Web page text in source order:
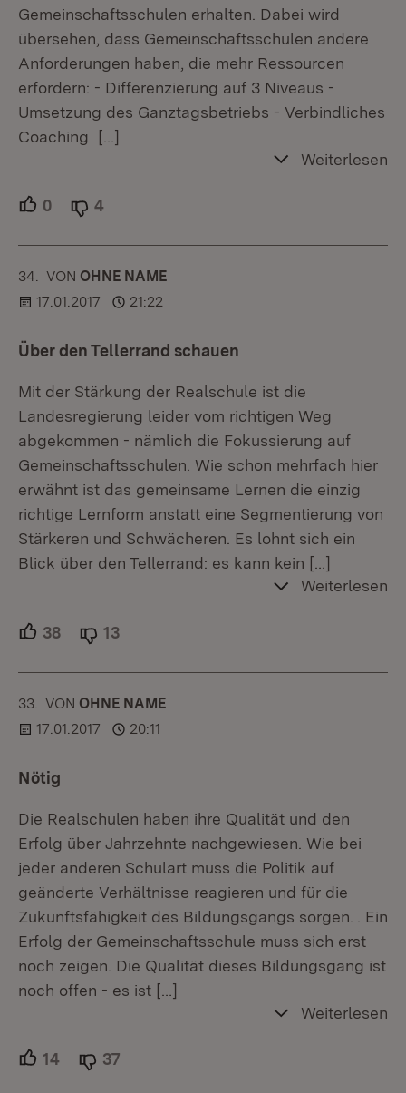
Gemeinschaftsschulen erhalten. Dabei wird
übersehen, dass Gemeinschaftsschulen andere
Anforderungen haben, die mehr Ressourcen
erfordern: - Differenzierung auf 3 Niveaus -
Umsetzung des Ganztagsbetriebs - Verbindliches
Coaching
[…]
Weiterlesen
0 Unterstützer.
4
34. KOMMENTAR
VON :OHNE NAME
17.01.2017
21:22
Über den Tellerrand schauen
Mit der Stärkung der Realschule ist die
Landesregierung leider vom richtigen Weg
abgekommen - nämlich die Fokussierung auf
Gemeinschaftsschulen. Wie schon mehrfach hier
erwähnt ist das gemeinsame Lernen die einzig
richtige Lernform anstatt eine Segmentierung von
Stärkeren und Schwächeren. Es lohnt sich ein
Blick über den Tellerrand: es kann kein […]
Weiterlesen
38 Unterstützer.
13
33. KOMMENTAR
VON :OHNE NAME
17.01.2017
20:11
Nötig
Die Realschulen haben ihre Qualität und den
Erfolg über Jahrzehnte nachgewiesen. Wie bei
jeder anderen Schulart muss die Politik auf
geänderte Verhältnisse reagieren und für die
Zukunftsfähigkeit des Bildungsgangs sorgen. . Ein
Erfolg der Gemeinschaftsschule muss sich erst
noch zeigen. Die Qualität dieses Bildungsgang ist
noch offen - es ist […]
Weiterlesen
14 Unterstützer.
37